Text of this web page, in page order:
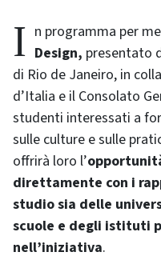
In programma per
Design, presentato
di Rio de Janeiro, in
d’Italia e il Consolato
studenti interessati a
sulle culture e sulle
offrirà loro l’
direttamente con i
studio sia delle
scuole e degli istituti
nell’iniziativa.